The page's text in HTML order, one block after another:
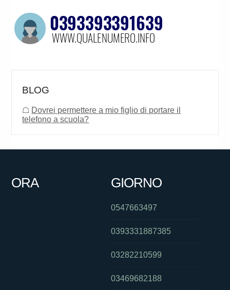
BLOG
☖ Dovrei permettere a mio figlio di portare il
telefono a scuola?
ORA GIORNO
0547663497
0393331887385
03282210599
03469682188